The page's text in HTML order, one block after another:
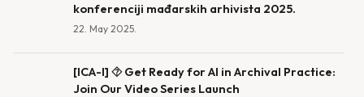
konferenciji mađarskih arhivista 2025.
22. May 2025.
[ICA-l] ⯑ Get Ready for AI in Archival Practice:
Join Our Video Series Launch